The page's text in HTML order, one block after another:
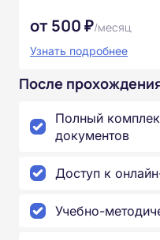
от 500 ₽/месяц
Узнать подробнее
После
Полный
документов
Доступ к
Учебно-